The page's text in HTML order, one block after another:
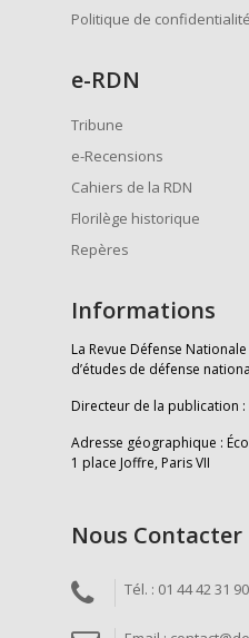
Politique de
e-RDN
Tribune
e-Recensions
Cahiers de la RDN
Florilège historique
Repères
Informations
La Revue Défense
d’études de défense
Directeur de la publication :
Adresse géographique :
1 place Joffre, Paris VII
Nous Contacter
Tél. : 01 44 42 31 90